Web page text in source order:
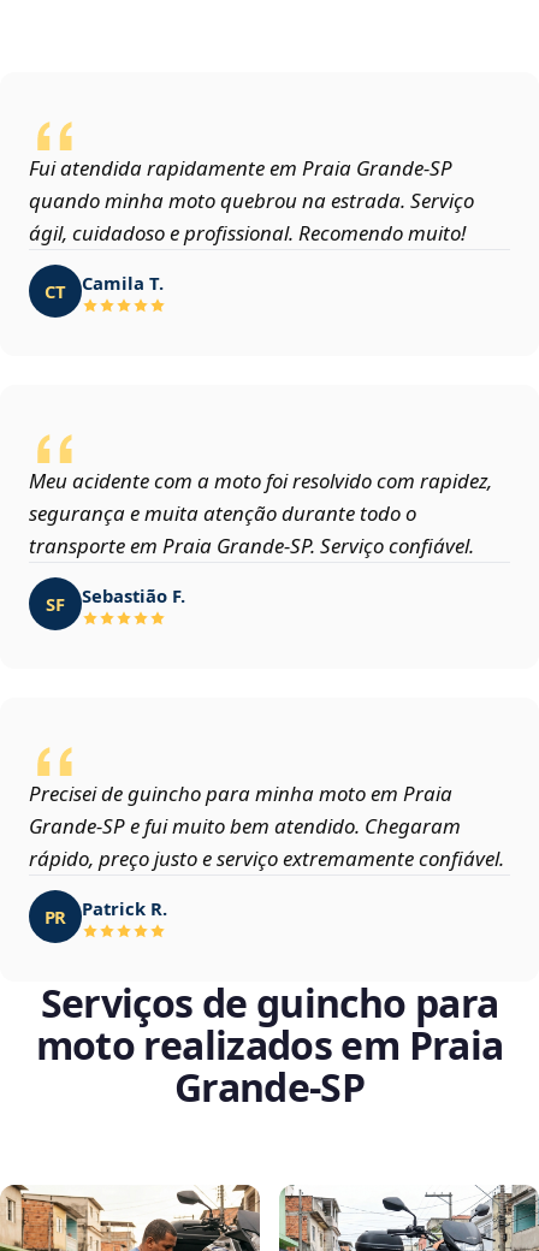
Fui atendida rapidamente em Praia Grande‑SP
quando minha moto quebrou na estrada. Serviço
ágil, cuidadoso e profissional. Recomendo muito!
CT Camila T.
Meu acidente com a moto foi resolvido com rapidez,
segurança e muita atenção durante todo o
transporte em Praia Grande‑SP. Serviço confiável.
SF Sebastião F.
Precisei de guincho para minha moto em Praia
Grande‑SP e fui muito bem atendido. Chegaram
rápido, preço justo e serviço extremamente confiável.
PR Patrick R.
Serviços de guincho para
moto realizados em Praia
Grande‑SP